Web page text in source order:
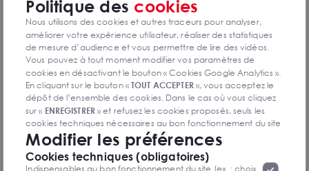
Emmanuel GAUDIN
Chalon sur Saône - Sud Bourgogne
03 85 41 42 00
Mettre en favoris
Nom Prénom
Politique des cookies
Nous utilisons des cookies et autres traceurs pour analyser,
améliorer votre expérience utilisateur, réaliser des statistiques
de mesure d’audience et vous permettre de lire des vidéos.
Vous pouvez à tout moment modifier vos paramètres de
cookies en désactivant le bouton « Cookies Google Analytics ».
En cliquant sur le bouton «TOUT ACCEPTER», vous acceptez le
dépôt de l’ensemble des cookies. Dans le cas où vous cliquez
sur « ENREGISTRER» et refusez les cookies proposés, seuls les
cookies techniques nécessaires au bon fonctionnement du site
seront déposés. Pour plus d’informations, vous pouvez consulter
la page«Protection des données à caractère
personnel ».Lorsque vous naviguez sur notre site internet, il
Modifier les préférences
Cookies techniques (obligatoires)
Indispensables au bon fonctionnement du site (ex. : choix